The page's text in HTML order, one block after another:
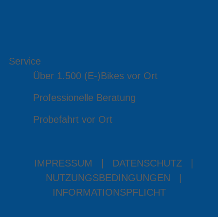
Service
Über 1.500 (E-)Bikes vor Ort
Professionelle Beratung
Probefahrt vor Ort
IMPRESSUM DATENSCHUTZ
NUTZUNGSBEDINGUNGEN
INFORMATIONSPFLICHT